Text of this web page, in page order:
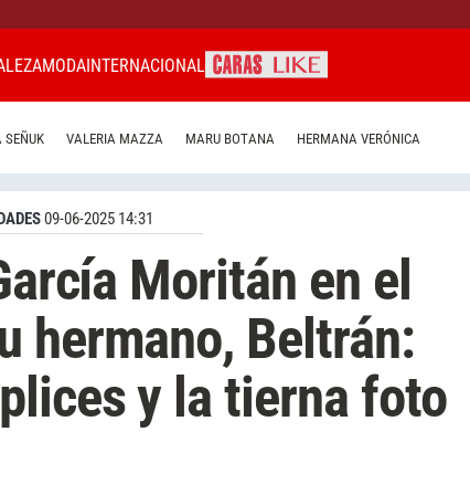
MODAINTERNACIONAL
VALERIA MAZZA MARU BOTANA HERMANA VERÓNICA
09-06-2025 14:31
Moritán en el
hermano, Beltrán:
y la tierna foto